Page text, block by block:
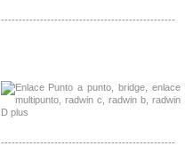
-------------------------------------------------
-------------------------------------------------